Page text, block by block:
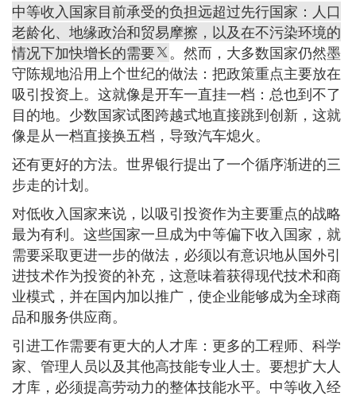
中等收入国家目前承受的负担远超过先行国家：人口
老龄化、地缘政治和贸易摩擦，以及在不污染环境的
情况下加快增长的需要
。然而，大多数国家仍然墨
守陈规地沿用上个世纪的做法：把政策重点主要放在
吸引投资上。这就像是开车一直挂一档：总也到不了
目的地。少数国家试图跨越式地直接跳到创新，这就
像是从一档直接换五档，导致汽车熄火。
还有更好的方法。世界银行提出了一个循序渐进的三
步走的计划。
对低收入国家来说，以吸引投资作为主要重点的战略
最为有利。这些国家一旦成为中等偏下收入国家，就
需要采取更进一步的做法，必须以有意识地从国外引
进技术作为投资的补充，这意味着获得现代技术和商
业模式，并在国内加以推广，使企业能够成为全球商
品和服务供应商。
引进工作需要有更大的人才库：更多的工程师、科学
家、管理人员以及其他高技能专业人士。要想扩大人
才库，必须提高劳动力的整体技能水平。中等收入经